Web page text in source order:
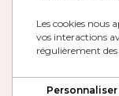
Les cookies nous
vos interactions
régulièrement
Personnaliser